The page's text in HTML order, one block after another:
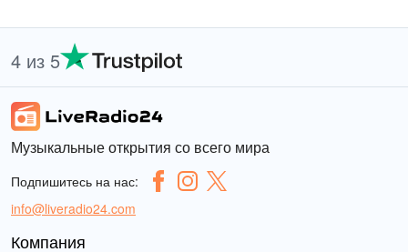
4 из 5
Музыкальные открытия со всего мира
Подпишитесь на нас:
info@liveradio24.com
Компания